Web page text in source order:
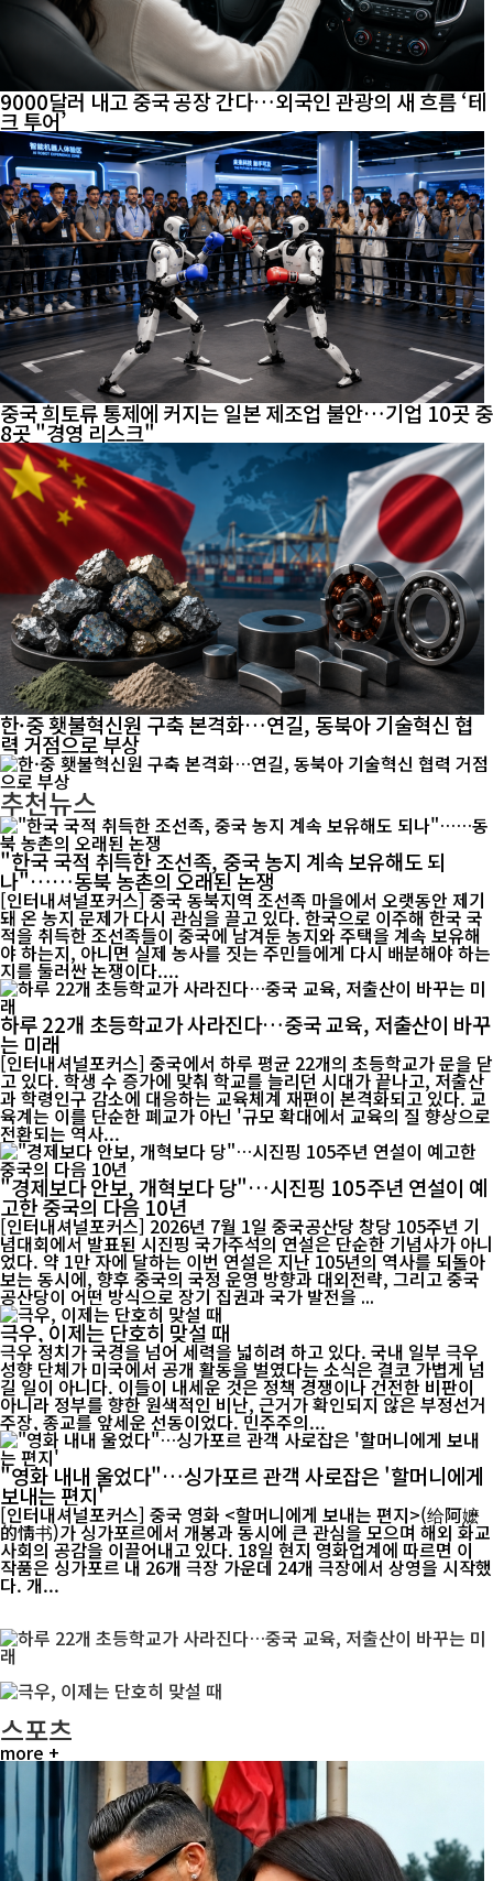
9000달러 내고 중국 공장 간다…외국인 관광의 새 흐름 ‘테
크 투어’
중국 희토류 통제에 커지는 일본 제조업 불안…기업 10곳 중
8곳 "경영 리스크"
한·중 횃불혁신원 구축 본격화…연길, 동북아 기술혁신 협
력 거점으로 부상
추천뉴스
"한국 국적 취득한 조선족, 중국 농지 계속 보유해도 되
나"……동북 농촌의 오래된 논쟁
[인터내셔널포커스] 중국 동북지역 조선족 마을에서 오랫동안 제기
돼 온 농지 문제가 다시 관심을 끌고 있다. 한국으로 이주해 한국 국
적을 취득한 조선족들이 중국에 남겨둔 농지와 주택을 계속 보유해
야 하는지, 아니면 실제 농사를 짓는 주민들에게 다시 배분해야 하는
지를 둘러싼 논쟁이다....
하루 22개 초등학교가 사라진다…중국 교육, 저출산이 바꾸
는 미래
[인터내셔널포커스] 중국에서 하루 평균 22개의 초등학교가 문을 닫
고 있다. 학생 수 증가에 맞춰 학교를 늘리던 시대가 끝나고, 저출산
과 학령인구 감소에 대응하는 교육체계 재편이 본격화되고 있다. 교
육계는 이를 단순한 폐교가 아닌 '규모 확대에서 교육의 질 향상으로
전환되는 역사...
"경제보다 안보, 개혁보다 당"…시진핑 105주년 연설이 예
고한 중국의 다음 10년
[인터내셔널포커스] 2026년 7월 1일 중국공산당 창당 105주년 기
념대회에서 발표된 시진핑 국가주석의 연설은 단순한 기념사가 아니
었다. 약 1만 자에 달하는 이번 연설은 지난 105년의 역사를 되돌아
보는 동시에, 향후 중국의 국정 운영 방향과 대외전략, 그리고 중국
공산당이 어떤 방식으로 장기 집권과 국가 발전을 ...
극우, 이제는 단호히 맞설 때
극우 정치가 국경을 넘어 세력을 넓히려 하고 있다. 국내 일부 극우
성향 단체가 미국에서 공개 활동을 벌였다는 소식은 결코 가볍게 넘
길 일이 아니다. 이들이 내세운 것은 정책 경쟁이나 건전한 비판이
아니라 정부를 향한 원색적인 비난, 근거가 확인되지 않은 부정선거
주장, 종교를 앞세운 선동이었다. 민주주의...
"영화 내내 울었다"…싱가포르 관객 사로잡은 '할머니에게
보내는 편지'
[인터내셔널포커스] 중국 영화 <할머니에게 보내는 편지>(给阿嬷
的情书)가 싱가포르에서 개봉과 동시에 큰 관심을 모으며 해외 화교
사회의 공감을 이끌어내고 있다. 18일 현지 영화업계에 따르면 이
작품은 싱가포르 내 26개 극장 가운데 24개 극장에서 상영을 시작했
다. 개...
스포츠
more +